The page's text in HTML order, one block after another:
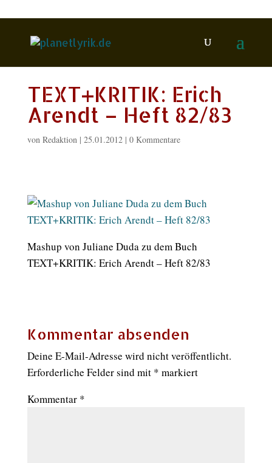
TEXT+KRITIK: Erich
Arendt – Heft 82/83
von Redaktion| 25.01.2012| 0 Kommentare
Mashup von Juliane Duda zu dem Buch
TEXT+KRITIK: Erich Arendt – Heft 82/83
Kommentar absenden
Deine E-Mail-Adresse wird nicht veröffentlicht.
Erforderliche Felder sind mit * markiert
Kommentar *